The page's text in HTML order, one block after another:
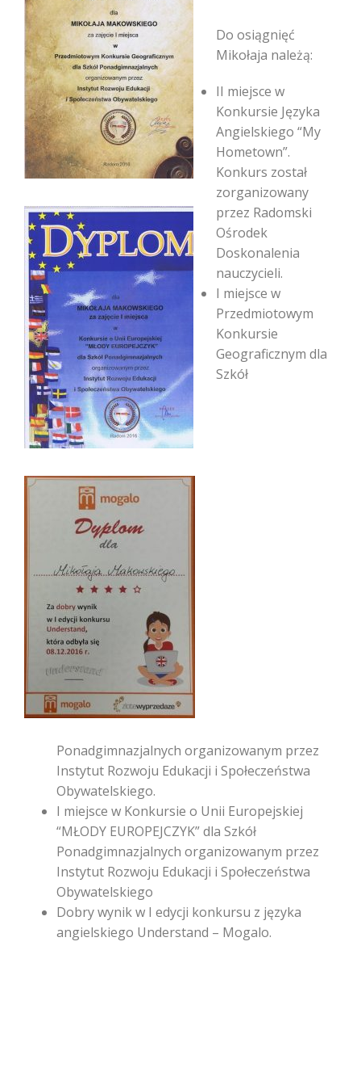
Do osiągnięć
Mikołaja należą:
II miejsce w
Konkursie Języka
Angielskiego “My
Hometown”.
Konkurs został
zorganizowany
przez Radomski
Ośrodek
Doskonalenia
nauczycieli.
I miejsce w
Przedmiotowym
Konkursie
Geograficznym dla
Szkół
Ponadgimnazjalnych organizowanym przez
Instytut Rozwoju Edukacji i Społeczeństwa
Obywatelskiego.
I miejsce w Konkursie o Unii Europejskiej
“MŁODY EUROPEJCZYK” dla Szkół
Ponadgimnazjalnych organizowanym przez
Instytut Rozwoju Edukacji i Społeczeństwa
Obywatelskiego
Dobry wynik w I edycji konkursu z języka
angielskiego Understand – Mogalo.